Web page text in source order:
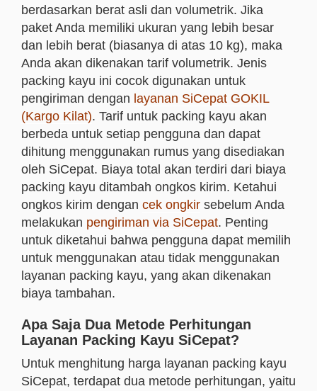
berdasarkan berat asli dan volumetrik. Jika
paket Anda memiliki ukuran yang lebih besar
dan lebih berat (biasanya di atas 10 kg), maka
Anda akan dikenakan tarif volumetrik. Jenis
packing kayu ini cocok digunakan untuk
pengiriman dengan layanan SiCepat GOKIL
(Kargo Kilat). Tarif untuk packing kayu akan
berbeda untuk setiap pengguna dan dapat
dihitung menggunakan rumus yang disediakan
oleh SiCepat. Biaya total akan terdiri dari biaya
packing kayu ditambah ongkos kirim. Ketahui
ongkos kirim dengan cek ongkir sebelum Anda
melakukan pengiriman via SiCepat. Penting
untuk diketahui bahwa pengguna dapat memilih
untuk menggunakan atau tidak menggunakan
layanan packing kayu, yang akan dikenakan
biaya tambahan.
Apa Saja Dua Metode Perhitungan
Layanan Packing Kayu SiCepat?
Untuk menghitung harga layanan packing kayu
SiCepat, terdapat dua metode perhitungan, yaitu